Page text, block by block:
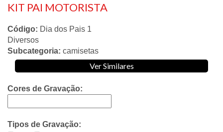
KIT PAI MOTORISTA
Código: Dia dos Pais 1
Diversos
Subcategoria: camisetas
Ver Similares
Cores de Gravação:
Tipos de Gravação: